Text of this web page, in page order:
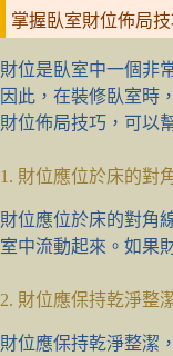
掌握臥室財位佈局
財位是臥室中一個非
因此，在裝修臥室時
財位佈局技巧，可以
1. 財位應位於床的對
財位應位於床的對角
室中流動起來。如果
2. 財位應保持乾淨整
財位應保持乾淨整潔